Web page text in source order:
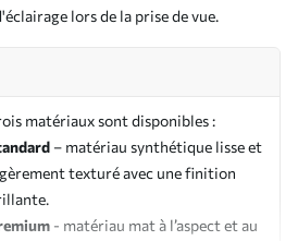
lors de la prise de vue.
matériaux sont disponibles :
– matériau synthétique lisse et
texturé avec une finition
- matériau mat à l’aspect et au